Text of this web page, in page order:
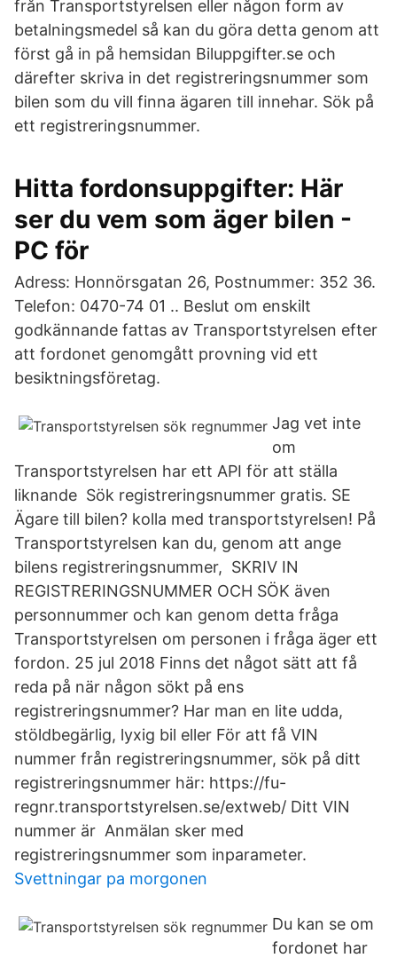
från Transportstyrelsen eller någon form av
betalningsmedel så kan du göra detta genom att
först gå in på hemsidan Biluppgifter.se och
därefter skriva in det registreringsnummer som
bilen som du vill finna ägaren till innehar. Sök på
ett registreringsnummer.
Hitta fordonsuppgifter: Här
ser du vem som äger bilen -
PC för
Adress: Honnörsgatan 26, Postnummer: 352 36.
Telefon: 0470-74 01 .. Beslut om enskilt
godkännande fattas av Transportstyrelsen efter
att fordonet genomgått provning vid ett
besiktningsföretag.
Jag vet inte
om
Transportstyrelsen har ett API för att ställa
liknande Sök registreringsnummer gratis. SE
Ägare till bilen? kolla med transportstyrelsen! På
Transportstyrelsen kan du, genom att ange
bilens registreringsnummer, SKRIV IN
REGISTRERINGSNUMMER OCH SÖK även
personnummer och kan genom detta fråga
Transportstyrelsen om personen i fråga äger ett
fordon. 25 jul 2018 Finns det något sätt att få
reda på när någon sökt på ens
registreringsnummer? Har man en lite udda,
stöldbegärlig, lyxig bil eller För att få VIN
nummer från registreringsnummer, sök på ditt
registreringsnummer här: https://fu-
regnr.transportstyrelsen.se/extweb/ Ditt VIN
nummer är Anmälan sker med
registreringsnummer som inparameter.
Svettningar pa morgonen
Du kan se om
fordonet har